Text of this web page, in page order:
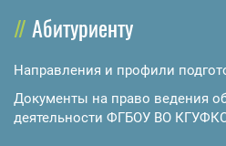
Абитуриенту
Направления и профили
Документы на право ведения
деятельности ФГБОУ ВО